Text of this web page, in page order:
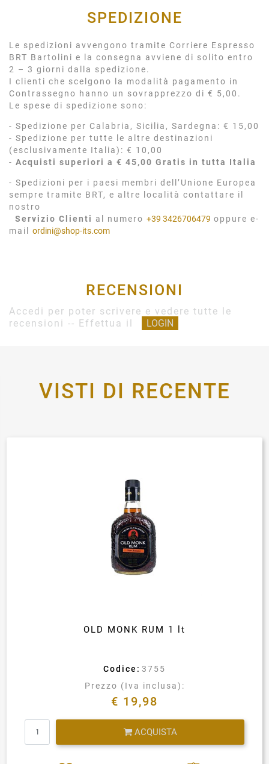
SPEDIZIONE
Le spedizioni avvengono tramite Corriere Espresso
BRT Bartolini e la consegna avviene di solito entro
2 – 3 giorni dalla spedizione.
I clienti che scelgono la modalità pagamento in
Contrassegno hanno un sovrapprezzo di € 5,00.
Le spese di spedizione sono:
- Spedizione per Calabria, Sicilia, Sardegna: € 15,00
- Spedizione per tutte le altre destinazioni
(esclusivamente Italia): € 10,00
- Acquisti superiori a € 45,00 Gratis in tutta Italia
- Spedizioni per i paesi membri dell’Unione Europea
sempre tramite BRT, e altre località contattare il
nostro
Servizio Clienti al numero +39 3426706479 oppure e-
mail ordini@shop-its.com
RECENSIONI
Accedi per poter scrivere e vedere tutte le
recensioni -- Effettua il
LOGIN
VISTI DI RECENTE
OLD MONK RUM 1 lt
Codice: 3755
Prezzo (Iva inclusa):
€ 19,98
ACQUISTA